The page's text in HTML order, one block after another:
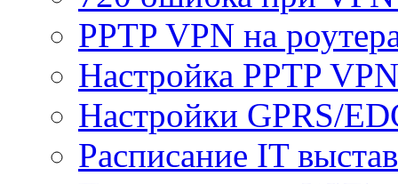
PPTP VPN на
Настройка PPTP
Настройки GPRS/
Расписание IT